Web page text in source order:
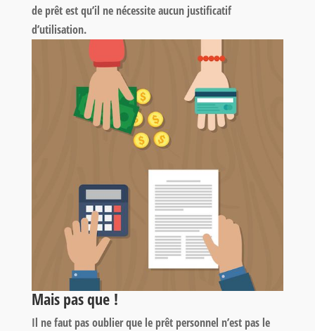
de prêt est qu’il ne nécessite aucun justificatif
d’utilisation.
Mais pas que !
Il ne faut pas oublier que le prêt personnel n’est pas le